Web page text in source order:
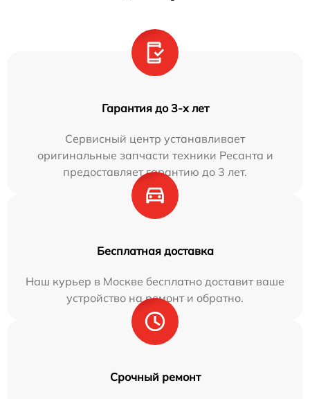
Гарантия до 3-х лет
Сервисный центр устанавливает
оригинальные запчасти техники Ресанта и
предоставляет гарантию до 3 лет.
Бесплатная доставка
Наш курьер в Москве бесплатно доставит ваше
устройство на ремонт и обратно.
Срочный ремонт